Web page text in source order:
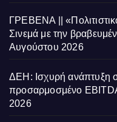
ΓΡΕΒΕΝΑ ||
Σινεμά με την
Αυγούστου 2026
ΔΕΗ: Ισχυρή ανάπτυξη
προσαρμοσμένο
2026